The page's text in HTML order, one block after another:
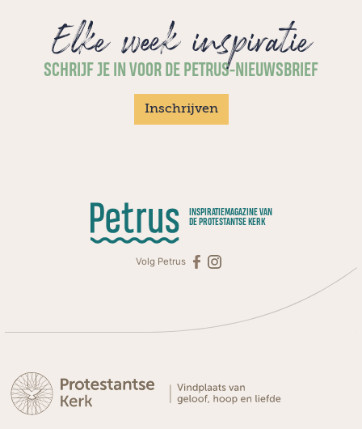
Elke week inspiratie
SCHRIJF JE IN VOOR DE PETRUS-NIEUWSBRIEF
Inschrijven
INSPIRATIEMAGAZINE VAN
DE PROTESTANTSE KERK
Volg Petrus